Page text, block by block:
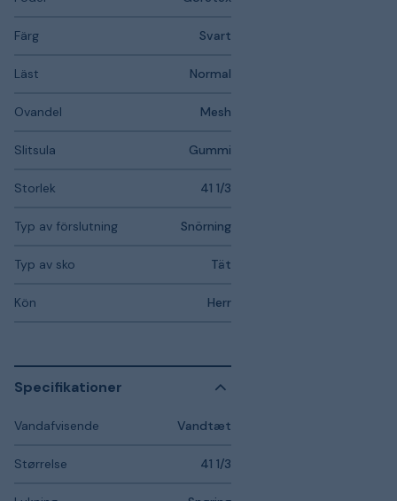
Färg Svart
Läst Normal
Ovandel Mesh
Slitsula Gummi
Storlek 41 1/3
Typ av förslutning Snörning
Typ av sko Tät
Kön Herr
Specifikationer
Vandafvisende Vandtæt
Størrelse 41 1/3